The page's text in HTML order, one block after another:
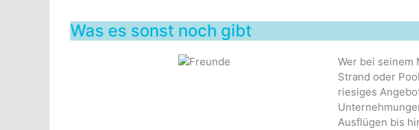
Was es sonst noch gibt
Wer bei seinem
Strand oder
riesiges
Ausflügen bis